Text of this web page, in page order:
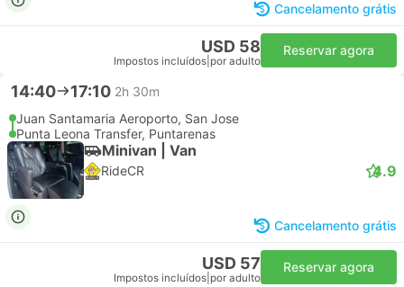
Cancelamento grátis
USD 58
Impostos incluídos por adulto
Reservar agora
14:40 17:10 2h 30m
Juan Santamaria Aeroporto, San Jose
Punta Leona Transfer, Puntarenas
Minivan | Van
RideCR 4.9
Cancelamento grátis
USD 57
Impostos incluídos por adulto
Reservar agora